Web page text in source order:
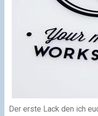
Der erste Lack den ich